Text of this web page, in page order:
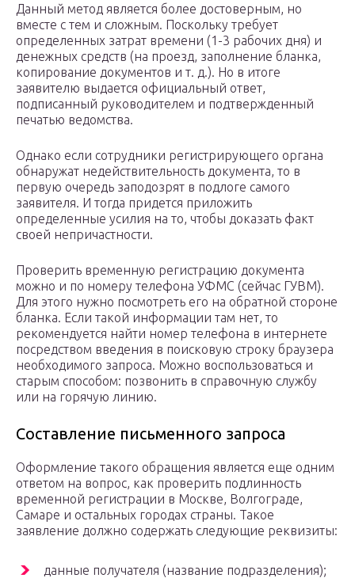
Данный метод является более достоверным, но
вместе с тем и сложным. Поскольку требует
определенных затрат времени (1-3 рабочих дня) и
денежных средств (на проезд, заполнение бланка,
копирование документов и т. д.). Но в итоге
заявителю выдается официальный ответ,
подписанный руководителем и подтвержденный
печатью ведомства.
Однако если сотрудники регистрирующего органа
обнаружат недействительность документа, то в
первую очередь заподозрят в подлоге самого
заявителя. И тогда придется приложить
определенные усилия на то, чтобы доказать факт
своей непричастности.
Проверить временную регистрацию документа
можно и по номеру телефона УФМС (сейчас ГУВМ).
Для этого нужно посмотреть его на обратной стороне
бланка. Если такой информации там нет, то
рекомендуется найти номер телефона в интернете
посредством введения в поисковую строку браузера
необходимого запроса. Можно воспользоваться и
старым способом: позвонить в справочную службу
или на горячую линию.
Составление письменного запроса
Оформление такого обращения является еще одним
ответом на вопрос, как проверить подлинность
временной регистрации в Москве, Волгограде,
Самаре и остальных городах страны. Такое
заявление должно содержать следующие реквизиты:
данные получателя (название подразделения);